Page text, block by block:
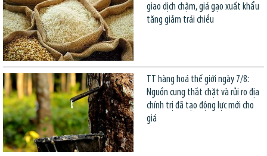
giao dịch chậm, giá gạo xuất khẩu
tăng giảm trái chiều
TT hàng hoá thế giới ngày 7/8:
Nguồn cung thắt chặt và rủi ro địa
chính trị đã tạo động lực mới cho
giá